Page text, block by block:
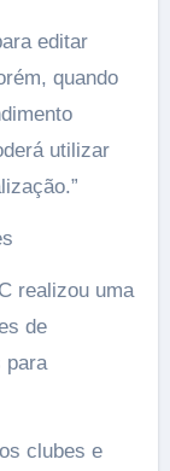
editar
quando
utilizar
realizou uma
de
para
clubes e